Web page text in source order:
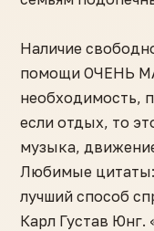
Наличие
помощи ОЧЕНЬ
необходимость,
если отдых, то
музыка,
Любимые цитаты:
лучший способ
Карл Густав Юнг.